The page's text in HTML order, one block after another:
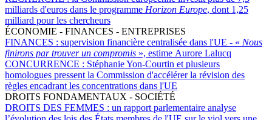
milliards d'euros dans le programme Horizon Europe, dont 1,25
milliard pour les chercheurs
ÉCONOMIE - FINANCES - ENTREPRISES
FINANCES : supervision financière centralisée dans l'UE - « Nous
finirons par trouver un compromis », estime Aurore Lalucq
CONCURRENCE : Stéphanie Yon-Courtin et plusieurs
homologues pressent la Commission d'accélérer la révision des
règles encadrant les concentrations dans l'UE
DROITS FONDAMENTAUX - SOCIÉTÉ
DROITS DES FEMMES : un rapport parlementaire analyse